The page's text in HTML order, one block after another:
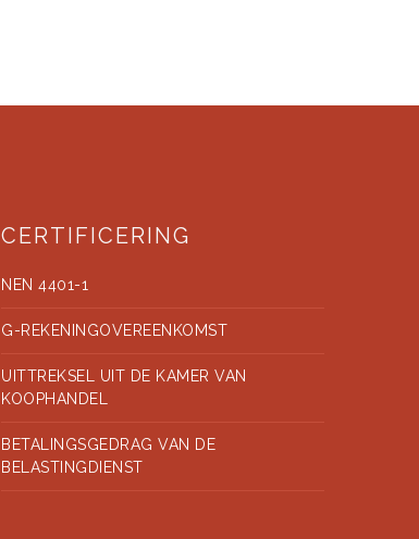
CERTIFICERING
NEN 4401-1
G-REKENINGOVEREENKOMST
UITTREKSEL UIT DE KAMER VAN
KOOPHANDEL
BETALINGSGEDRAG VAN DE
BELASTINGDIENST